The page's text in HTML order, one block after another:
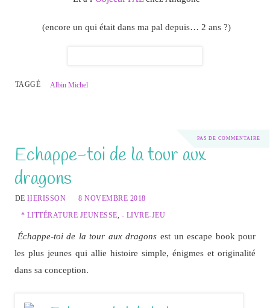
(encore un qui était dans ma pal depuis… 2 ans ?)
TAGGÉ Albin Michel
PAS DE COMMENTAIRE
Echappe-toi de la tour aux
dragons
DEHERISSON
8 NOVEMBRE 2018
* LITTÉRATURE JEUNESSE, - LIVRE-JEU
Échappe-toi de la tour aux dragons est un escape book pour
les plus jeunes qui allie histoire simple, énigmes et originalité
dans sa conception.